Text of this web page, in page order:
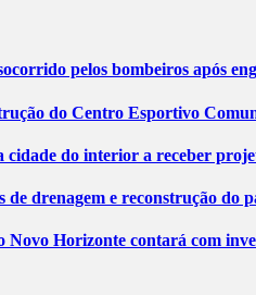
pelos bombeiros após
do Centro Esportivo
cidade do interior a receber
de drenagem e reconstrução do
Horizonte contará com